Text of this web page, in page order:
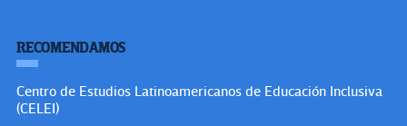
RECOMENDAMOS
Centro de Estudios Latinoamericanos de Educación Inclusiva
(CELEI)